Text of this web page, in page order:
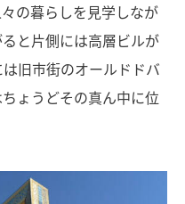
の暮らしを見学しなが
と片側には高層ビルが
旧市街のオールドドバ
ょうどその真ん中に位